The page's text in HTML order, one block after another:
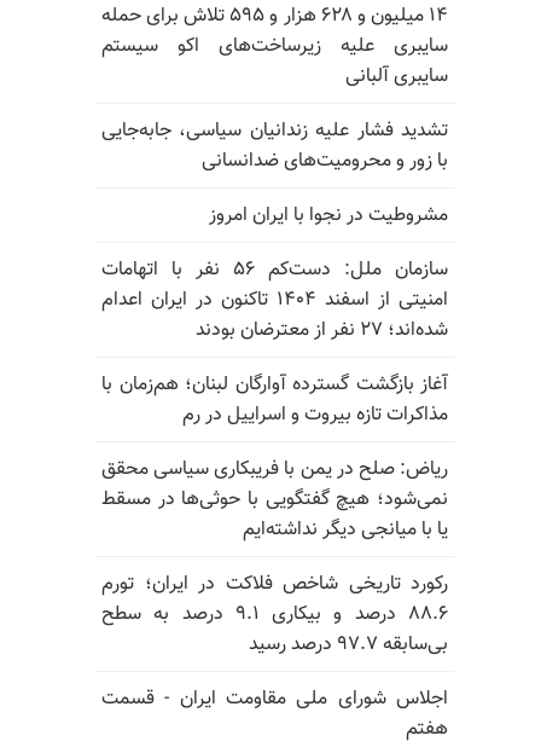
۱۴ میلیون و ۶۲۸ هزار و ۵۹۵ تلاش برای حمله
سایبری علیه زیرساخت‌های اکو سیستم
سایبری آلبانی
تشدید فشار علیه زندانیان سیاسی، جابه‌جایی
با زور و محرومیت‌های ضدانسانی
مشروطیت در نجوا با ایران امروز
سازمان ملل: دست‌کم ۵۶ نفر با اتهامات
امنیتی از اسفند ۱۴۰۴ تاکنون در ایران اعدام
شده‌اند؛ ۲۷ نفر از معترضان بودند
آغاز بازگشت گسترده آوارگان لبنان؛ هم‌زمان با
مذاکرات تازه بیروت و اسراییل در رم
ریاض: صلح در یمن با فریبکاری سیاسی محقق
نمی‌شود؛ هیچ گفتگویی با حوثی‌ها در مسقط
یا با میانجی دیگر نداشته‌ایم
رکورد تاریخی شاخص فلاکت در ایران؛ تورم
۸۸.۶ درصد و بیکاری ۹.۱ درصد به سطح
بی‌سابقه ۹۷.۷ درصد رسید
اجلاس شورای ملی مقاومت ایران - قسمت
هفتم